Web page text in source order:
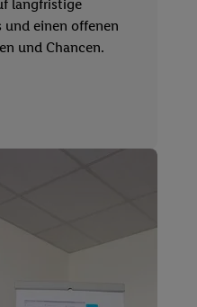
langfristige
und einen offenen
und Chancen.